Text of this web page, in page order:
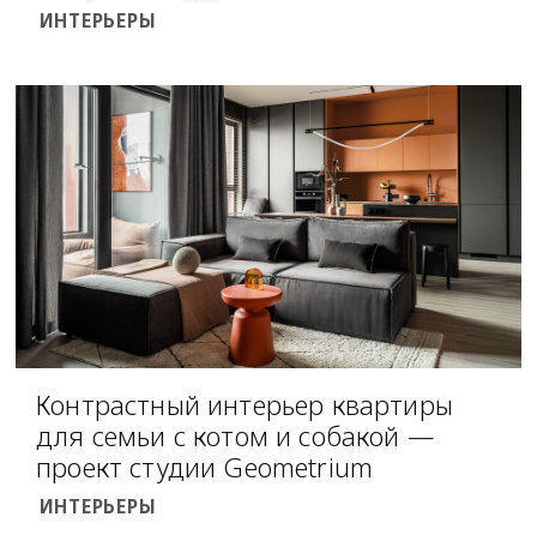
ИНТЕРЬЕРЫ
Контрастный интерьер квартиры
для семьи с котом и собакой —
проект студии Geometrium
ИНТЕРЬЕРЫ